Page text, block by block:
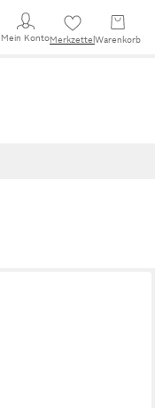
Mein KontoMerkzettel Warenkorb